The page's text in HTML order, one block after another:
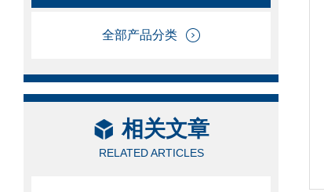
全部产品分类
相关文章
RELATED ARTICLES